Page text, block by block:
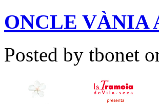
ONCLE VÀNIA
Posted by tbonet